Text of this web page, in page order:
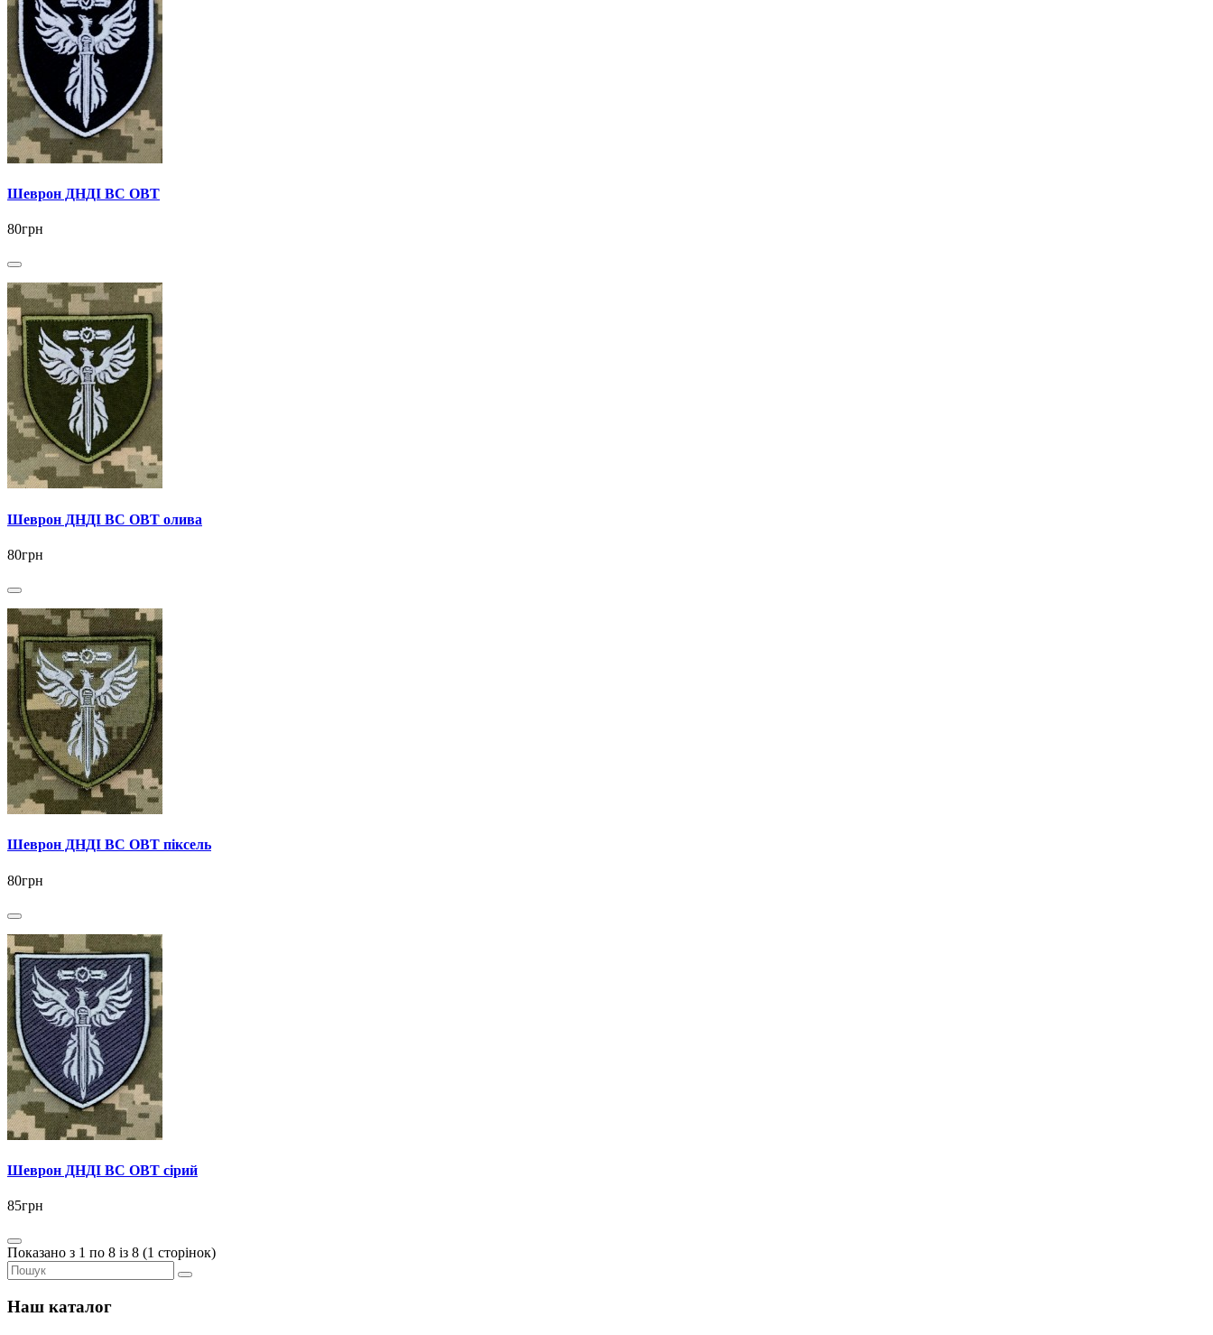
Шеврон ДНДІ ВС ОВТ
80грн
Шеврон ДНДІ ВС ОВТ олива
80грн
Шеврон ДНДІ ВС ОВТ піксель
80грн
Шеврон ДНДІ ВС ОВТ сірий
85грн
Показано з 1 по 8 із 8 (1 сторінок)
Наш каталог